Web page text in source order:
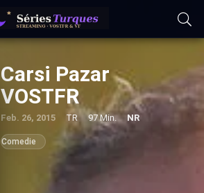
Carsi Pazar
VOSTFR
Feb. 26, 2015 TR 97 Min. NR
Comedie